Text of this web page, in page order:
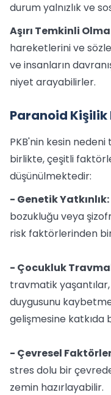
durum yalnızlık ve
Aşırı Temkinli
hareketlerini ve
ve insanların
niyet arayabilirler.
Paranoid Kişilik
PKB'nin kesin
birlikte, çeşitli
düşünülmektedir:
- Genetik Yatkınlık:
bozukluğu veya
risk faktörlerinden
- Çocukluk
travmatik yaşantılar,
duygusunu
gelişmesine katkıda
- Çevresel
stres dolu bir
zemin hazırlayabilir.